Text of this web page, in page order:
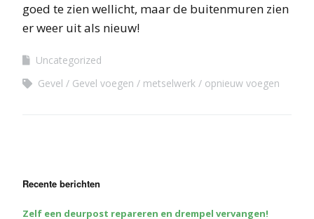
goed te zien wellicht, maar de buitenmuren zien
er weer uit als nieuw!
Uncategorized
Gevel
Gevel voegen metselwerk opnieuw voegen
Recente berichten
Zelf een deurpost repareren en drempel vervangen!